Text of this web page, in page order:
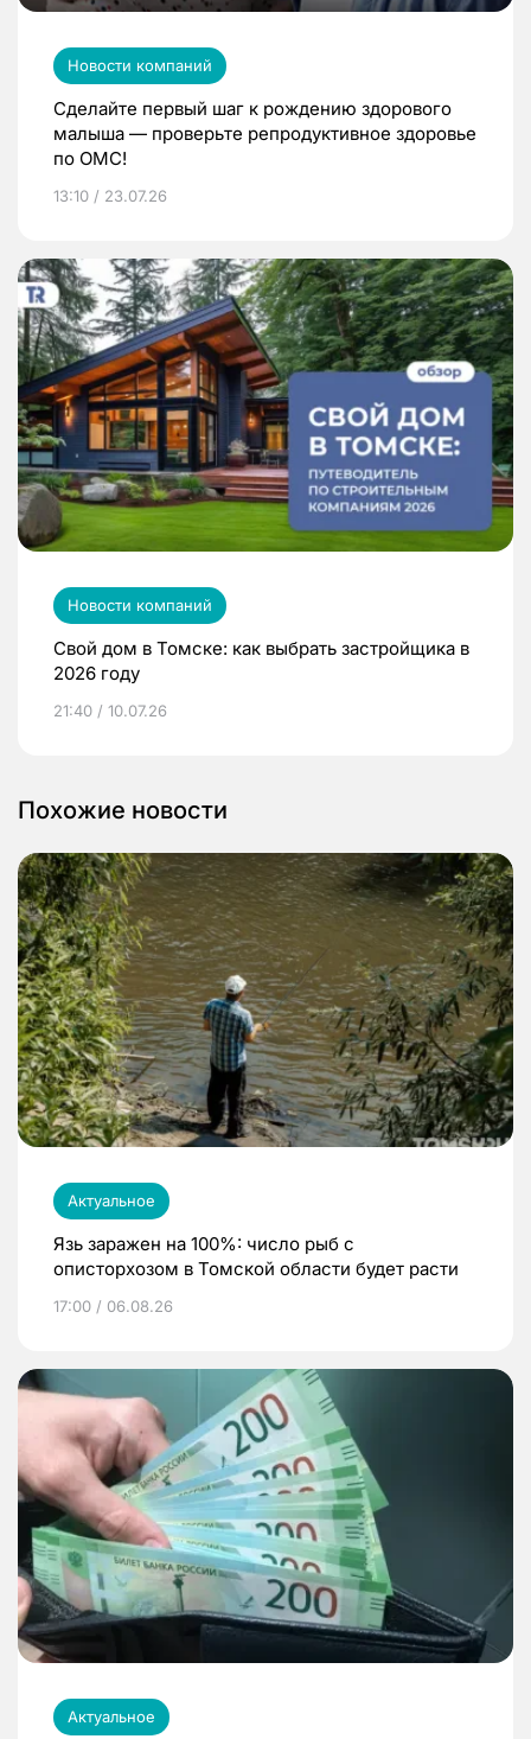
Новости компаний
Сделайте первый шаг к рождению здорового
малыша — проверьте репродуктивное здоровье
по ОМС!
13:10 / 23.07.26
Новости компаний
Свой дом в Томске: как выбрать застройщика в
2026 году
21:40 / 10.07.26
Похожие новости
Актуальное
Язь заражен на 100%: число рыб с
описторхозом в Томской области будет расти
17:00 / 06.08.26
Актуальное